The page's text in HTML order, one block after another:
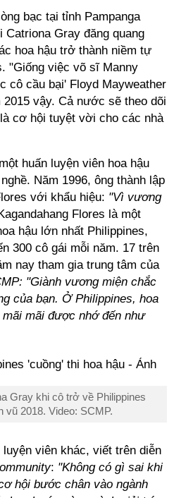
bạc tại tỉnh Pampanga
Gray đăng quang
hoa hậu trở thành niềm tự
"Giống việc võ sĩ Manny
cô cầu bại' Floyd Mayweather
2015 vậy. Cả nước sẽ theo dõi
cơ hội tuyệt vời cho các nhà
huấn luyện viên hoa hậu
Năm 1996, ông thành lập
với khẩu hiệu: "Vì vương
Flores là một
hậu lớn nhất Philippines,
300 cô gái mỗi năm. 17 trên
nay tham gia trung tâm của
"Giành vương miện chắc
của bạn. Ở Philippines, hoa
mãi được nhớ đến như
Gray khi cô trở về Philippines
vũ 2018. Video: SCMP.
viên khác, viết trên diễn
: "Không có gì sai khi
hội bước chân vào ngành